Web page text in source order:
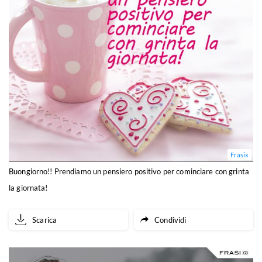
Frasix
Buongiorno!! Prendiamo un pensiero positivo per cominciare con grinta
la giornata!
Scarica Condividi